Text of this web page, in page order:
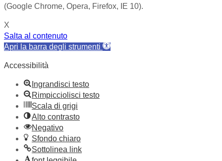
(Google Chrome, Opera, Firefox, IE 10).
X
Salta al contenuto
Apri la barra degli strumenti
Accessibilità
Ingrandisci testo
Rimpicciolisci testo
Scala di grigi
Alto contrasto
Negativo
Sfondo chiaro
Sottolinea link